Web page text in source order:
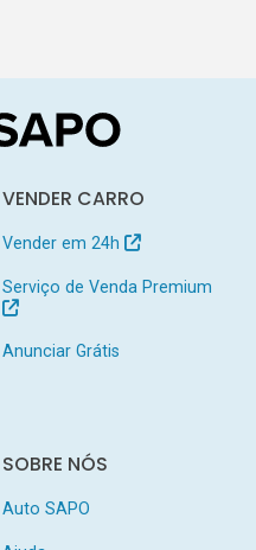
VENDER CARRO
Vender em 24h
Serviço de Venda Premium
Anunciar Grátis
SOBRE NÓS
Auto SAPO